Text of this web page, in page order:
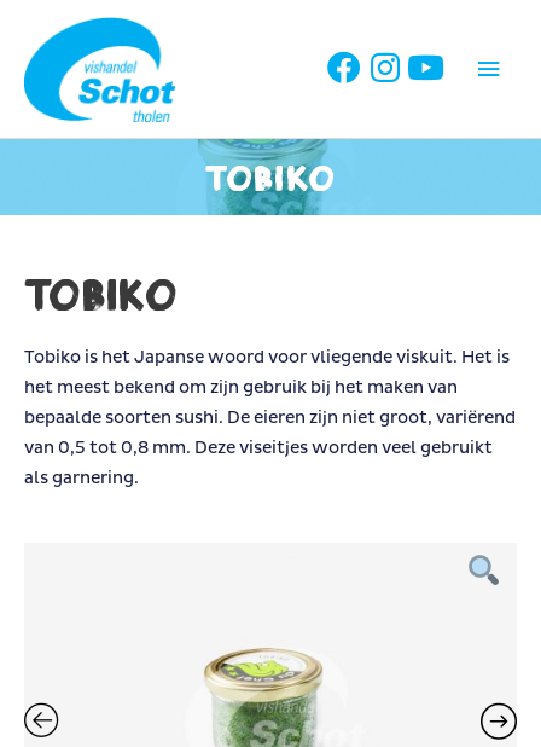
inhoud
Tobiko
Tobiko
Tobiko is het Japanse woord voor vliegende viskuit. Het is
het meest bekend om zijn gebruik bij het maken van
bepaalde soorten sushi. De eieren zijn niet groot, variërend
van 0,5 tot 0,8 mm. Deze viseitjes worden veel gebruikt
als garnering.